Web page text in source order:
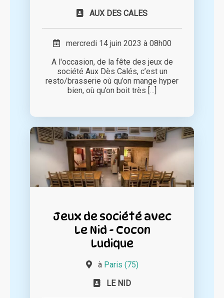
AUX DES CALES
mercredi 14 juin 2023 à 08h00
A l'occasion, de la fête des jeux de
société Aux Dès Calés, c’est un
resto/brasserie où qu’on mange hyper
bien, où qu’on boit très [...]
Jeux de société avec
Le Nid - Cocon
Ludique
à Paris (75)
LE NID